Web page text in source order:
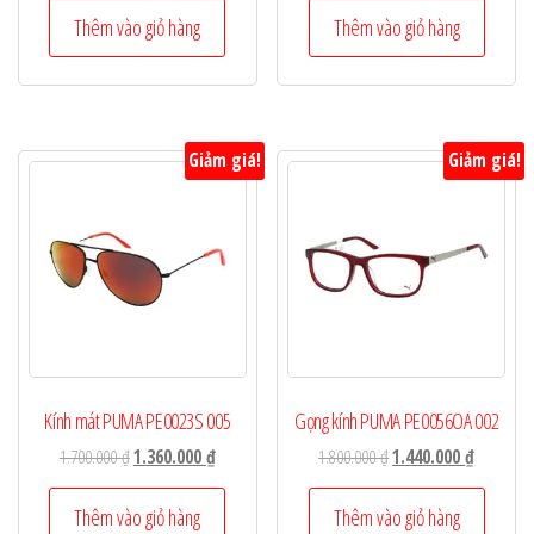
là:
1.800.000 ₫. là:
1.440.000 ₫.
Thêm vào giỏ hàng
là:
1.700.000 ₫. là:
Thêm vào giỏ hàng
Giảm giá!
Kính mát PUMA PE0023S 005
1.700.000₫Giá
gốc
là:
1.360.000₫Giá
hiện
Thêm vào giỏ hàng
Giảm giá!
Gọng kính PUMA PE0056OA 002
1.800.000₫Giá
gốc
là:
1.440.000₫Giá
hiện
Thêm vào giỏ hàng